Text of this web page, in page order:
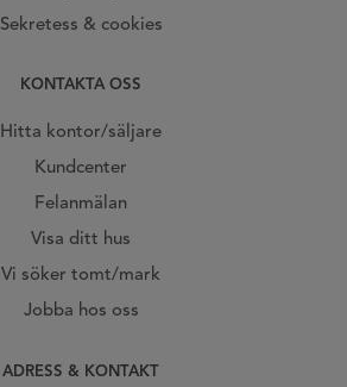
Sekretess & cookies
KONTAKTA OSS
Hitta kontor/säljare
Kundcenter
Felanmälan
Visa ditt hus
Vi söker tomt/mark
Jobba hos oss
ADRESS & KONTAKT